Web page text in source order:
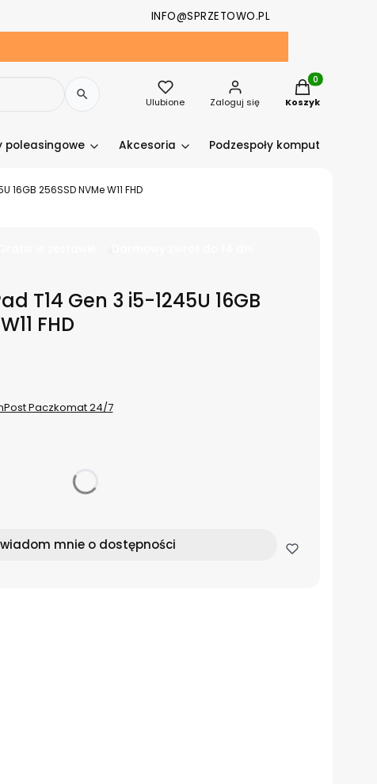
INFO@SPRZETOWO.PL
Ulubione Zaloguj się
Produkty w
Koszyk
poleasingowe Akcesoria Podzespoły komputerowe
256SSD NVMe W11 FHD
T14 Gen 3 i5-1245U 16GB
FHD
Paczkomat 24/7
mnie o dostępności